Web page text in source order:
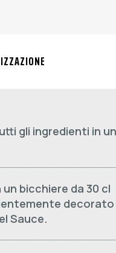
gli ingredienti in
un bicchiere da 30 cl
decorato
Sauce.